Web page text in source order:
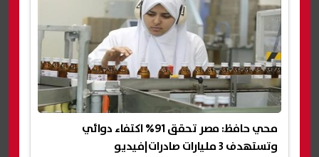
محي حافظ: مصر تحقق 91% اكتفاء دوائي
وتستهدف 3 مليارات صادرات|فيديو